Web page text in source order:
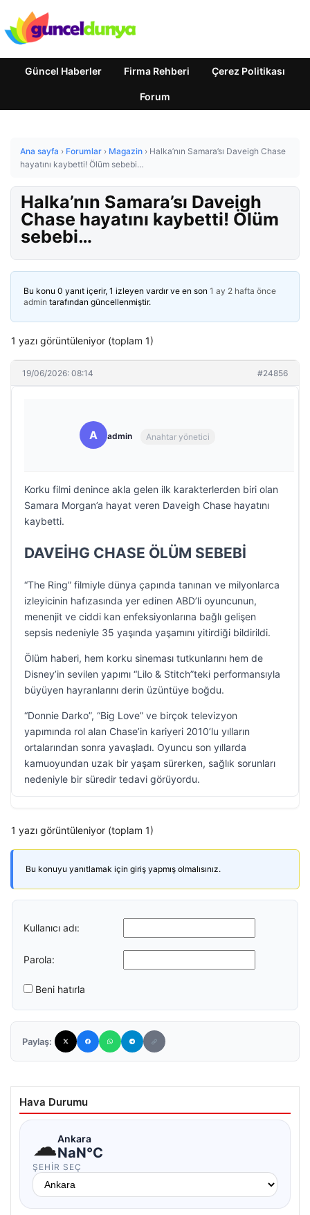
Güncel Haberler Firma Rehberi Çerez Politikası
Forum
Ana sayfa › Forumlar › Magazin › Halka’nın Samara’sı Daveigh Chase
hayatını kaybetti! Ölüm sebebi…
Halka’nın Samara’sı Daveigh
Chase hayatını kaybetti! Ölüm
sebebi…
Bu konu 0 yanıt içerir, 1 izleyen vardır ve en son 1 ay 2 hafta önce
admin tarafından güncellenmiştir.
1 yazı görüntüleniyor (toplam 1)
19/06/2026: 08:14 #24856
A admin Anahtar yönetici
Korku filmi denince akla gelen ilk karakterlerden biri olan
Samara Morgan’a hayat veren Daveigh Chase hayatını
kaybetti.
DAVEİHG CHASE ÖLÜM SEBEBİ
“The Ring” filmiyle dünya çapında tanınan ve milyonlarca
izleyicinin hafızasında yer edinen ABD’li oyuncunun,
menenjit ve ciddi kan enfeksiyonlarına bağlı gelişen
sepsis nedeniyle 35 yaşında yaşamını yitirdiği bildirildi.
Ölüm haberi, hem korku sineması tutkunlarını hem de
Disney’in sevilen yapımı “Lilo & Stitch”teki performansıyla
büyüyen hayranlarını derin üzüntüye boğdu.
“Donnie Darko”, “Big Love” ve birçok televizyon
yapımında rol alan Chase’in kariyeri 2010’lu yılların
ortalarından sonra yavaşladı. Oyuncu son yıllarda
kamuoyundan uzak bir yaşam sürerken, sağlık sorunları
nedeniyle bir süredir tedavi görüyordu.
1 yazı görüntüleniyor (toplam 1)
Bu konuyu yanıtlamak için giriş yapmış olmalısınız.
Kullanıcı adı:
Parola:
Beni hatırla
Paylaş:
Hava Durumu
☁Ankara
NaN°C
ŞEHIR SEÇ